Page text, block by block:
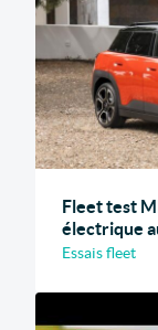
Fleet test
électrique
Essais fleet